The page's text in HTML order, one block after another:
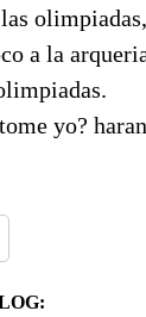
olimpiadas,
a la
yo?